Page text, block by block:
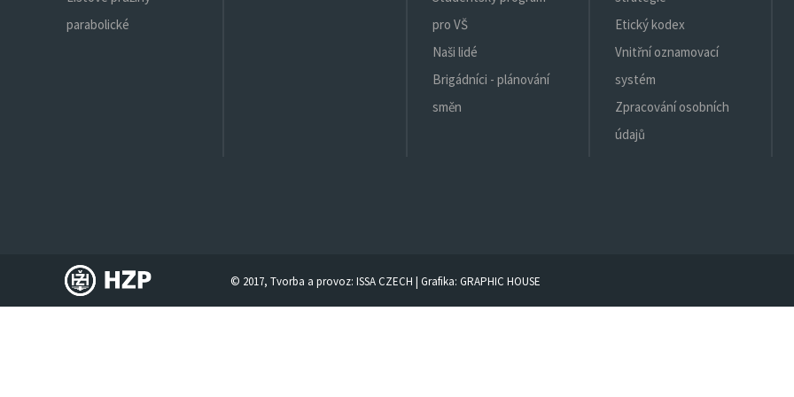
parabolické
pro VŠ
Naši lidé
Brigádníci - plánování
směn
Etický kodex
Vnitřní oznamovací
systém
Zpracování osobních
údajů
© 2017, Tvorba a provoz:ISSA CZECH | Grafika:GRAPHIC HOUSE